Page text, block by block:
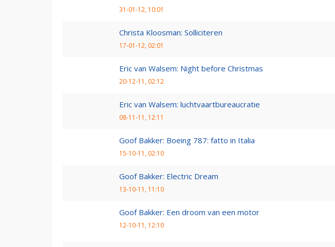
31-01-12, 10:01
Christa Kloosman: Solliciteren
17-01-12, 02:01
Eric van Walsem: Night before Christmas
20-12-11, 02:12
Eric van Walsem: luchtvaartbureaucratie
08-11-11, 12:11
Goof Bakker: Boeing 787: fatto in Italia
15-10-11, 02:10
Goof Bakker: Electric Dream
13-10-11, 11:10
Goof Bakker: Een droom van een motor
12-10-11, 12:10